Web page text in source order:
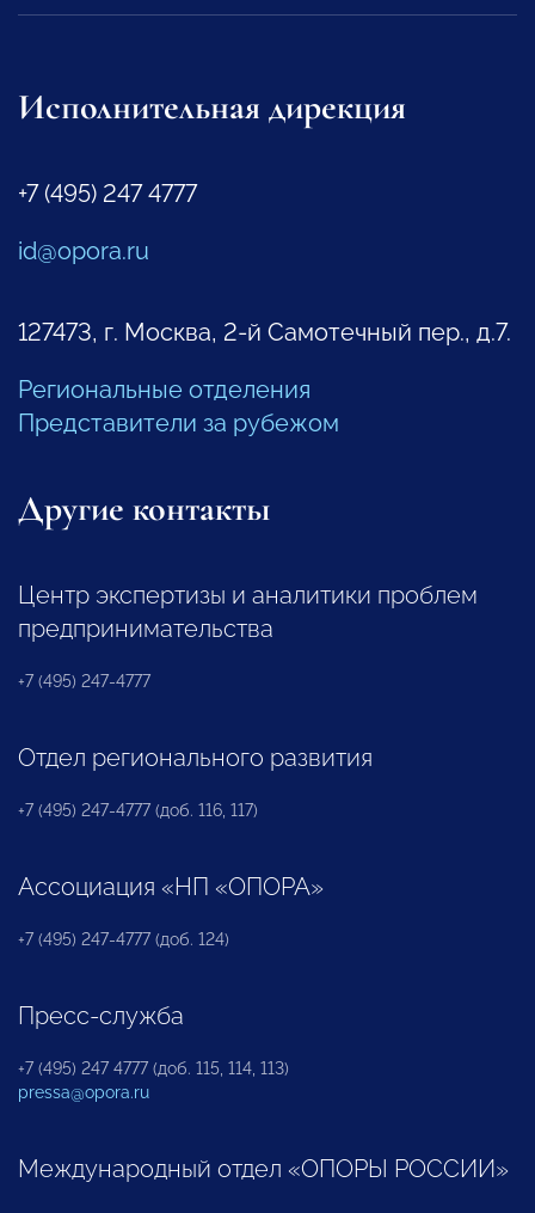
Исполнительная дирекция
+7 (495) 247 4777
id@opora.ru
127473, г. Москва, 2-й Самотечный пер., д.7.
Региональные отделения
Представители за рубежом
Другие контакты
Центр экспертизы и аналитики проблем
предпринимательства
+7 (495) 247-4777
Отдел регионального развития
+7 (495) 247-4777 (доб. 116, 117)
Ассоциация «НП «ОПОРА»
+7 (495) 247-4777 (доб. 124)
Пресс-служба
+7 (495) 247 4777 (доб. 115, 114, 113)
pressa@opora.ru
Международный отдел «ОПОРЫ РОССИИ»